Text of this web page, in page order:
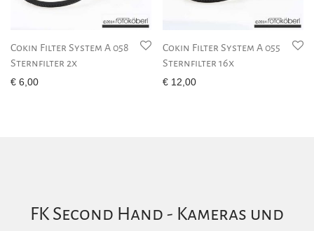
Cokin Filter System A 058
Sternfilter 2x
€ 6,00
Cokin Filter System A 055
Sternfilter 16x
€ 12,00
FK Second Hand - Kameras und